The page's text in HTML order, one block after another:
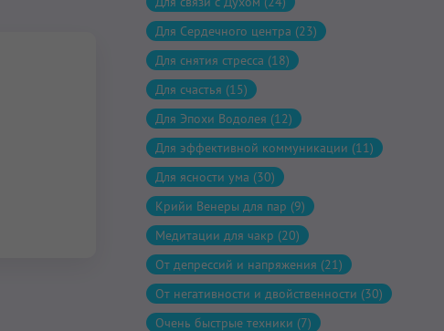
Для Сердечного центра (23)
Для снятия стресса (18)
Для счастья (15)
Для Эпохи Водолея (12)
Для эффективной коммуникации (11)
Для ясности ума (30)
Крийи Венеры для пар (9)
Медитации для чакр (20)
От депрессий и напряжения (21)
От негативности и двойственности (30)
Очень быстрые техники (7)